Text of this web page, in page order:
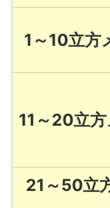
1～10立方
11～20立
21～50立